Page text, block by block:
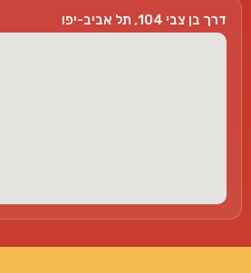
דרך בן צבי 104, תל אביב-יפו